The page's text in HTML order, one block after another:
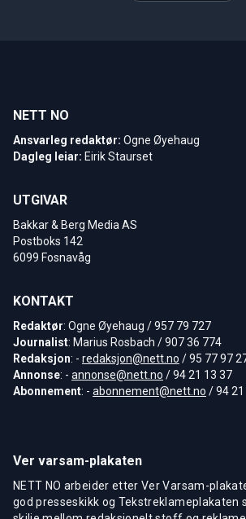
NETT NO
Ansvarleg redaktør: Ogne Øyehaug
Dagleg leiar: Eirik Staurset
UTGIVAR
Bakkar & Berg Media AS
Postboks 142
6099 Fosnavåg
KONTAKT
Redaktør: Ogne Øyehaug / 957 79 727
Journalist: Marius Rosbach / 907 36 774
Redaksjon: - redaksjon@nett.no / 95 77 97
Annonse: - annonse@nett.no / 94 21 13 37
Abonnement: - abonnement@nett.no / 94
Ver varsam-plakaten
NETT NO arbeider etter Ver Varsam-
god presseskikk og Tekstreklameplakaten